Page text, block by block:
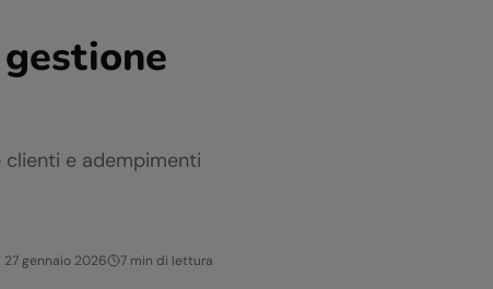
e adempimenti
27 gennaio 2026 7 min di lettura